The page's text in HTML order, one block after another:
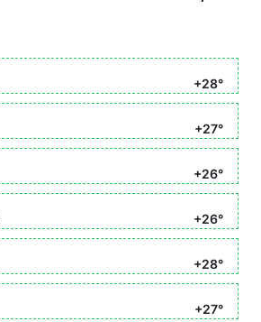
+28°
+27°
+26°
+26°
+28°
+27°